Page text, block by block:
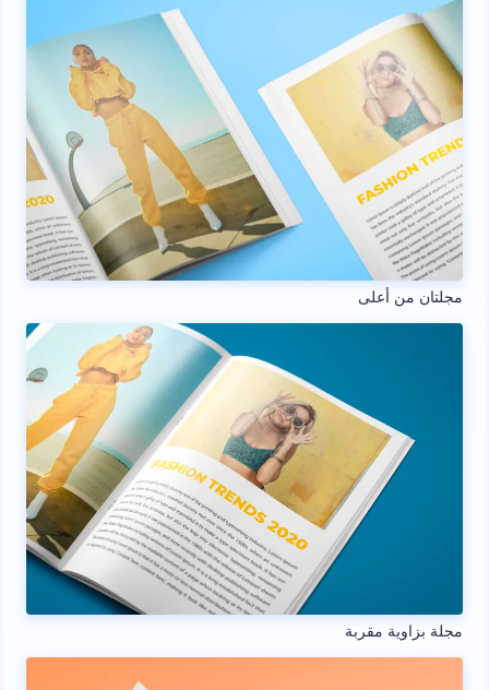
مجلتان من أعلى
مجلة بزاوية مقربة